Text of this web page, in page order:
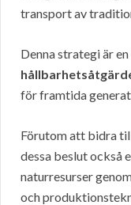
transport av
Denna strategi är
för framtida
Förutom att bidra
dessa beslut också
naturresurser
och